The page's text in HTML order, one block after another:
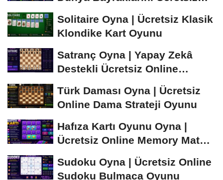
Solitaire Oyna | Ücretsiz Klasik
Klondike Kart Oyunu
Satranç Oyna | Yapay Zekâ
Destekli Ücretsiz Online
Türk Daması Oyna | Ücretsiz
Online Dama Strateji Oyunu
Hafıza Kartı Oyunu Oyna |
Ücretsiz Online Memory Match
Sudoku Oyna | Ücretsiz Online
Sudoku Bulmaca Oyunu